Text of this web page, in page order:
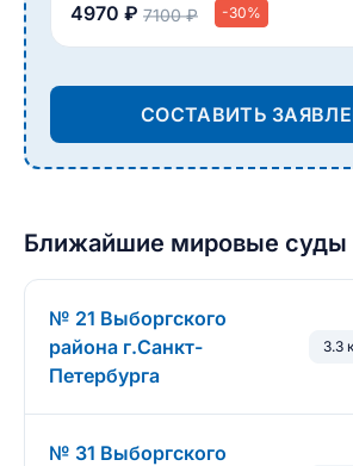
4970 ₽ 7100 ₽ -30%
СОСТАВИТЬ
Ближайшие мировые суды
№ 21 Выборгского
района г.Санкт-
Петербурга
3.3
№ 31 Выборгского